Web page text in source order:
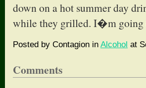
down on a hot summer day
while they grilled. I�m going
Posted by Contagion in Alcohol at
Comments